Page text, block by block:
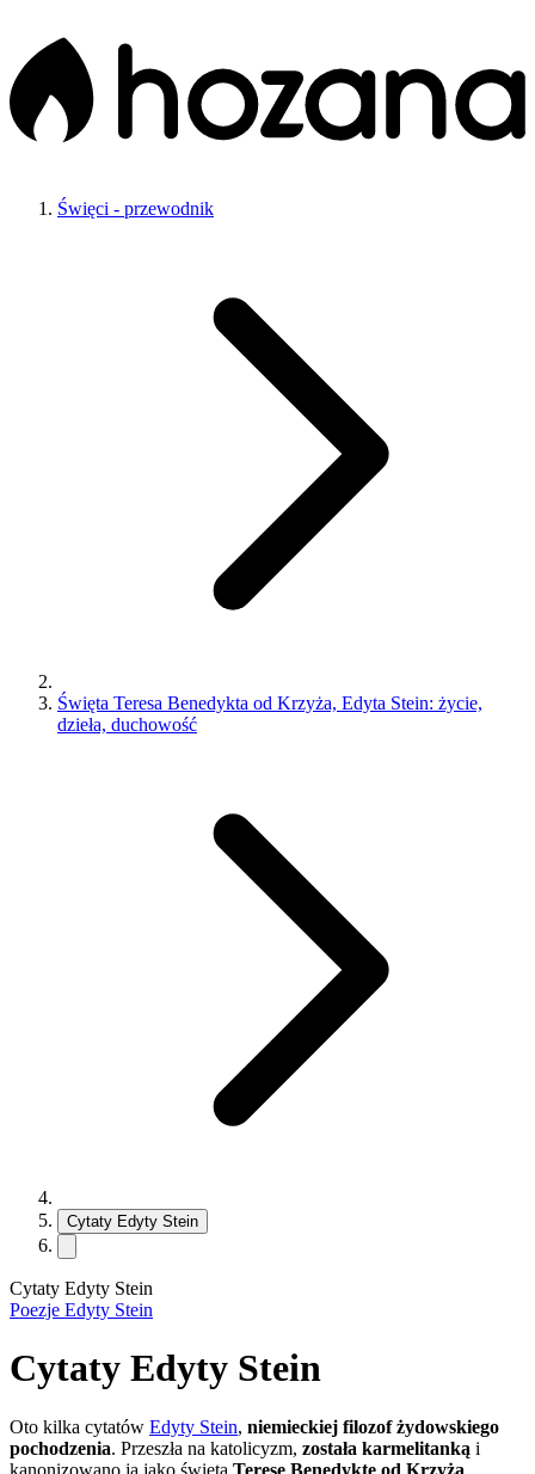
Święci - przewodnik
Święta Teresa Benedykta od Krzyża, Edyta Stein: życie,
dzieła, duchowość
Cytaty Edyty Stein
Cytaty Edyty Stein
Poezje Edyty Stein
Cytaty Edyty Stein
Oto kilka cytatów Edyty Stein, niemieckiej filozof żydowskiego
pochodzenia. Przeszła na katolicyzm, została karmelitanką i
kanonizowano ją jako świętą Teresę Benedyktę od Krzyża.